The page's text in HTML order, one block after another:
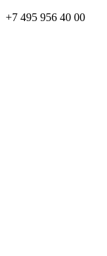
+7 495 956 40 00